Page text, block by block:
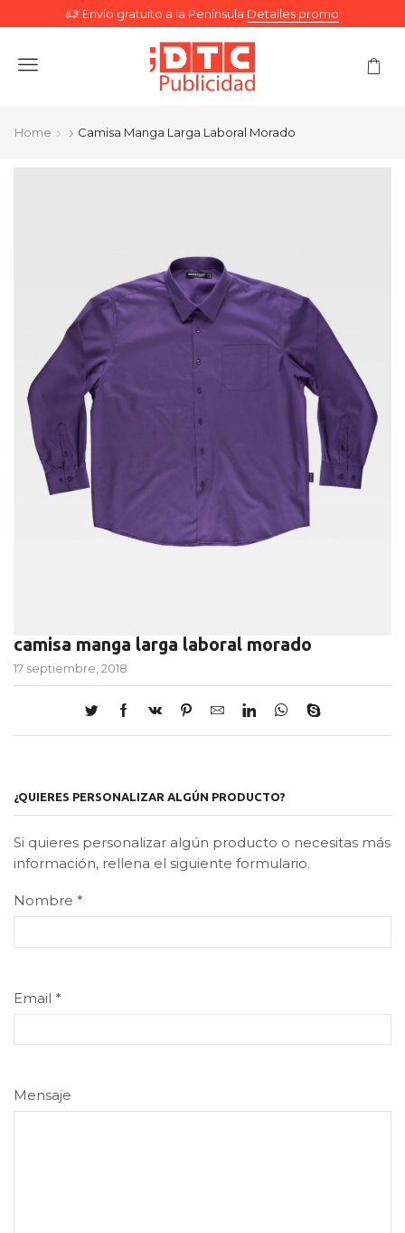
Envío gratuito a la Península Detalles promo
Menu
Home Camisa Manga Larga Laboral Morado
camisa manga larga laboral morado
17 septiembre, 2018
¿QUIERES PERSONALIZAR ALGÚN PRODUCTO?
Si quieres personalizar algún producto o necesitas más
información, rellena el siguiente formulario.
Nombre *
Email *
Mensaje